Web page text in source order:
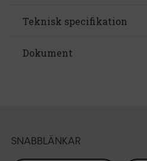
Teknisk specifikation
Dokument
SNABBLÄNKAR